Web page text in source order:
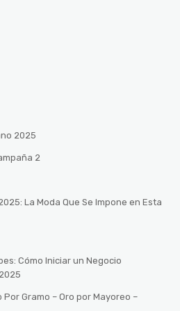
2025
2
La Moda Que Se Impone en Esta
Cómo Iniciar un Negocio
Por Gramo – Oro por Mayoreo –